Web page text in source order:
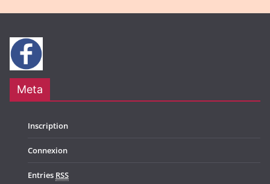
Meta
Inscription
Connexion
Entries RSS